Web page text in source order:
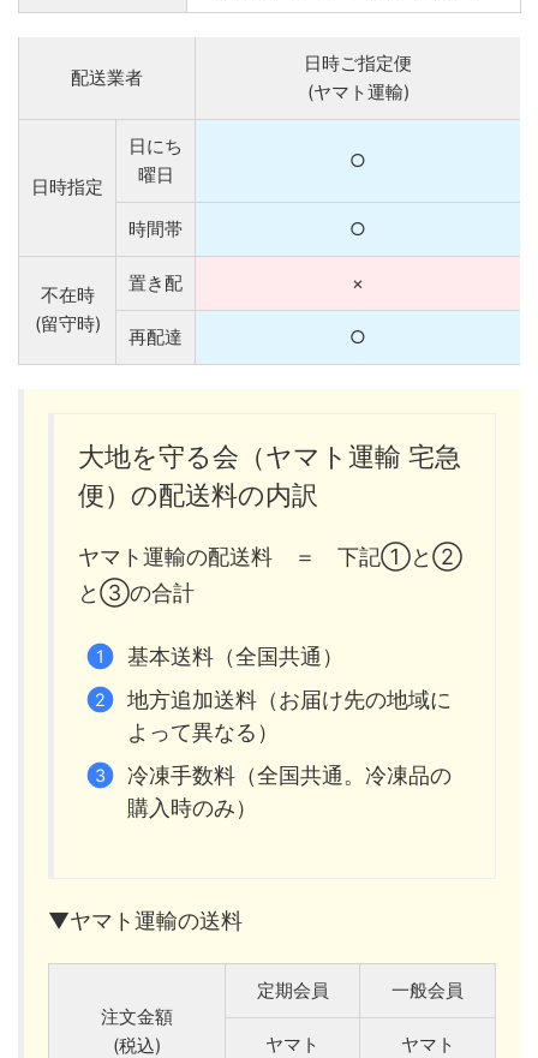
配送業者
日時ご指定便
(ヤマト運輸)
日時指定
日にち
曜日
○
時間帯 ○
不在時
(留守時)
置き配 ×
再配達 ○
大地を守る会（ヤマト運輸 宅急
便）の配送料の内訳
ヤマト運輸の配送料 ＝ 下記①と②
と③の合計
基本送料（全国共通）
地方追加送料（お届け先の地域に
よって異なる）
冷凍手数料（全国共通。冷凍品の
購入時のみ）
▼ヤマト運輸の送料
注文金額
(税込)
定期会員 一般会員
ヤマト
ヤマト